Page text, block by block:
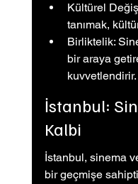
Kültürel
tanımak,
Birliktelik:
bir araya
kuvvetlendirir.
İstanbul:
Kalbi
İstanbul, sinema
bir geçmişe